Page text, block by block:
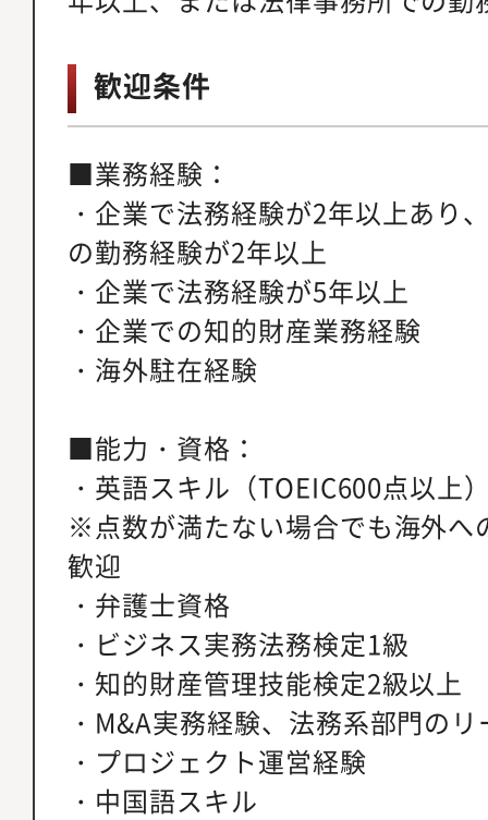
歓迎条件
■業務経験：
・企業で法務経験が2年以上あり
の勤務経験が2年以上
・企業で法務経験が5年以上
・企業での知的財産業務経験
・海外駐在経験
■能力・資格：
・英語スキル（TOEIC600点以上
※点数が満たない場合でも海外へ
歓迎
・弁護士資格
・ビジネス実務法務検定1級
・知的財産管理技能検定2級以上
・M&A実務経験、法務系部門の
・プロジェクト運営経験
・中国語スキル